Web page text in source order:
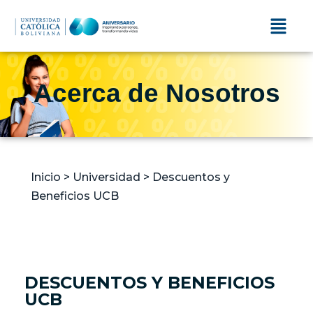
Acerca de Nosotros
Inicio > Universidad > Descuentos y
Beneficios UCB
DESCUENTOS Y BENEFICIOS
UCB